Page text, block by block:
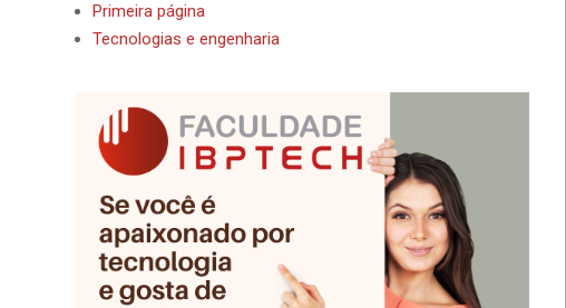
Primeira página
Tecnologias e engenharia